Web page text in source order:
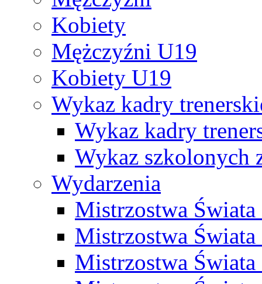
Kobiety
Mężczyźni U19
Kobiety U19
Wykaz kadry
Wykaz kadry
Wykaz szkolonych
Wydarzenia
Mistrzostwa
Mistrzostwa
Mistrzostwa